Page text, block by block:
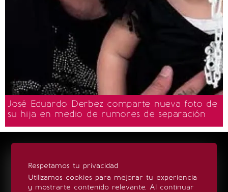
José Eduardo Derbez comparte nueva foto de
su hija en medio de rumores de separación
Respetamos tu privacidad
Utilizamos cookies para mejorar tu experiencia
y mostrarte contenido relevante. Al continuar
San Luis Potosí